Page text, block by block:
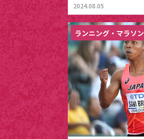
2024.08.05
ランニング・マラソン